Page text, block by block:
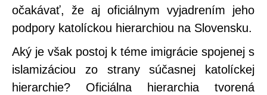
očakávať, že aj oficiálnym vyjadrením jeho
podpory katolíckou hierarchiou na Slovensku.
Aký je však postoj k téme imigrácie spojenej s
islamizáciou zo strany súčasnej katolíckej
hierarchie? Oficiálna hierarchia tvorená